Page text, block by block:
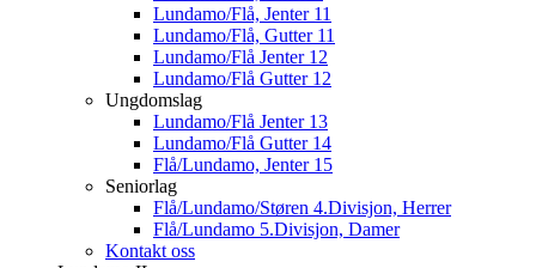
Lundamo/Flå, Jenter 11
Lundamo/Flå, Gutter 11
Lundamo/Flå Jenter 12
Lundamo/Flå Gutter 12
Ungdomslag
Lundamo/Flå Jenter 13
Lundamo/Flå Gutter 14
Flå/Lundamo, Jenter 15
Seniorlag
Flå/Lundamo/Støren 4.Divisjon, Herrer
Flå/Lundamo 5.Divisjon, Damer
Kontakt oss